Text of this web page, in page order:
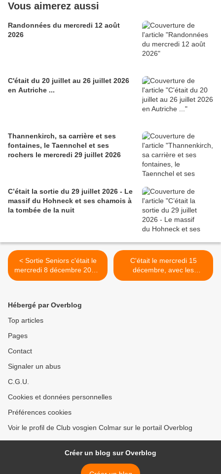
Vous aimerez aussi
Randonnées du mercredi 12 août
2026
C'était du 20 juillet au 26 juillet 2026
en Autriche ...
Thannenkirch, sa carrière et ses
fontaines, le Taennchel et ses
rochers le mercredi 29 juillet 2026
C’était la sortie du 29 juillet 2026 - Le
massif du Hohneck et ses chamois à
la tombée de la nuit
< Sortie Seniors c'était le
mercredi 8 décembre 2021,
Mittlach
C'était le mercredi 15
décembre, avec les
randonneurs, en sortie
Hébergé par Overblog
Top articles
Pages
Contact
Signaler un abus
C.G.U.
Cookies et données personnelles
Préférences cookies
Voir le profil de Club vosgien Colmar sur le portail Overblog
Créer un blog sur Overblog